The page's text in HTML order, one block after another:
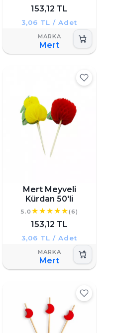
153,12 TL
3,06 TL / Adet
Mert
Mert Meyveli
Kürdan 50'li
5.0 (6)
153,12 TL
3,06 TL / Adet
Mert